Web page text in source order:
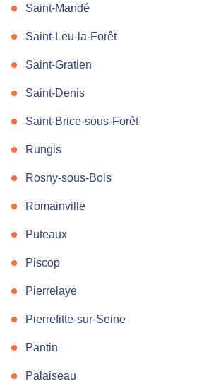
Saint-Mandé
Saint-Leu-la-Forêt
Saint-Gratien
Saint-Denis
Saint-Brice-sous-Forêt
Rungis
Rosny-sous-Bois
Romainville
Puteaux
Piscop
Pierrelaye
Pierrefitte-sur-Seine
Pantin
Palaiseau